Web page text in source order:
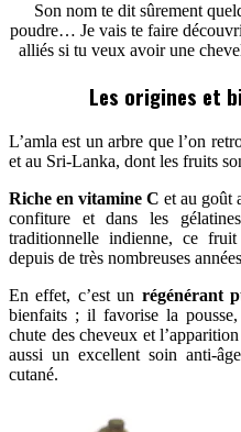
Son nom te dit sûrement
poudre… Je vais te faire
alliés si tu veux avoir une
Les origines et
L’amla est un arbre que l’on
et au Sri-Lanka, dont les fruits
Riche en vitamine C et au goût
confiture et dans les
traditionnelle indienne, ce
depuis de très nombreuses
En effet, c’est un régénérant
bienfaits ; il favorise la
chute des cheveux et
aussi un excellent soin anti-
cutané.